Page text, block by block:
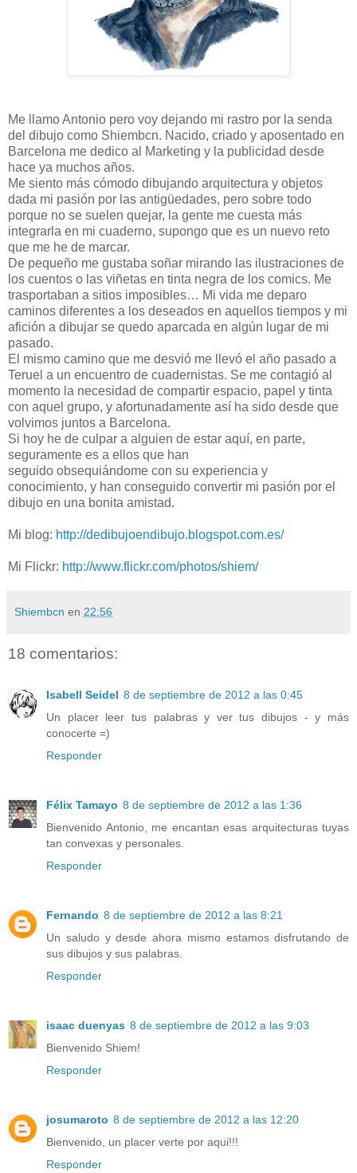
Me llamo Antonio pero voy dejando mi rastro por la senda
del dibujo como Shiembcn. Nacido, criado y aposentado en
Barcelona me dedico al Marketing y la publicidad desde
hace ya muchos años.
Me siento más cómodo dibujando arquitectura y objetos
dada mi pasión por las antigüedades, pero sobre todo
porque no se suelen quejar, la gente me cuesta más
integrarla en mi cuaderno, supongo que es un nuevo reto
que me he de marcar.
De pequeño me gustaba soñar mirando las ilustraciones de
los cuentos o las viñetas en tinta negra de los comics. Me
trasportaban a sitios imposibles… Mi vida me deparo
caminos diferentes a los deseados en aquellos tiempos y mi
afición a dibujar se quedo aparcada en algún lugar de mi
pasado.
El mismo camino que me desvió me llevó el año pasado a
Teruel a un encuentro de cuadernistas. Se me contagió al
momento la necesidad de compartir espacio, papel y tinta
con aquel grupo, y afortunadamente así ha sido desde que
volvimos juntos a Barcelona.
Si hoy he de culpar a alguien de estar aquí, en parte,
seguramente es a ellos que han
seguido obsequiándome con su experiencia y
conocimiento, y han conseguido convertir mi pasión por el
dibujo en una bonita amistad.
Mi blog: http://dedibujoendibujo.blogspot.com.es/
Mi Flickr: http://www.flickr.com/photos/shiem/
Shiembcn en 22:56
18 comentarios:
Isabell Seidel 8 de septiembre de 2012 a las 0:45
Un placer leer tus palabras y ver tus dibujos - y más
conocerte =)
Responder
Félix Tamayo 8 de septiembre de 2012 a las 1:36
Bienvenido Antonio, me encantan esas arquitecturas tuyas
tan convexas y personales.
Responder
Fernando 8 de septiembre de 2012 a las 8:21
Un saludo y desde ahora mismo estamos disfrutando de
sus dibujos y sus palabras.
Responder
isaac duenyas 8 de septiembre de 2012 a las 9:03
Bienvenido Shiem!
Responder
josumaroto 8 de septiembre de 2012 a las 12:20
Bienvenido, un placer verte por aqui!!!
Responder